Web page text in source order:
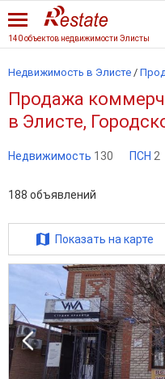
140 объектов недвижимости Элисты
Недвижимость в Элисте /
Продажа
в Элисте,
Недвижимость 130 ПСН 2
188 объявлений
Показать на карте